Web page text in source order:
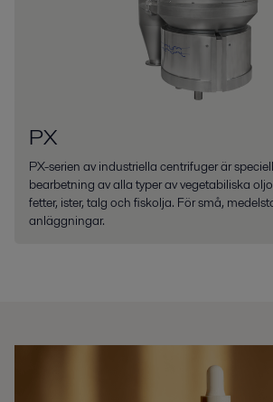
PX
PX-serien av industriella centrifuger är
bearbetning av alla typer av vegetabiliska
fetter, ister, talg och fiskolja. För små,
anläggningar.